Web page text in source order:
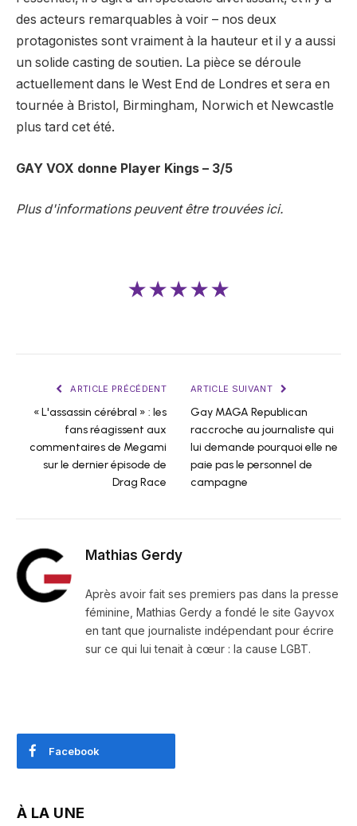
des acteurs remarquables à voir – nos deux
protagonistes sont vraiment à la hauteur et il y a aussi
un solide casting de soutien. La pièce se déroule
actuellement dans le West End de Londres et sera en
tournée à Bristol, Birmingham, Norwich et Newcastle
plus tard cet été.
GAY VOX donne Player Kings – 3/5
Plus d'informations peuvent être trouvées ici.
★★★★★
ARTICLE PRÉCÉDENT
« L'assassin cérébral » : les
fans réagissent aux
commentaires de Megami
sur le dernier épisode de
Drag Race
ARTICLE SUIVANT
Gay MAGA Republican
raccroche au journaliste qui
lui demande pourquoi elle ne
paie pas le personnel de
campagne
Mathias Gerdy
Après avoir fait ses premiers pas dans la presse
féminine, Mathias Gerdy a fondé le site Gayvox
en tant que journaliste indépendant pour écrire
sur ce qui lui tenait à cœur : la cause LGBT.
Facebook
À LA UNE